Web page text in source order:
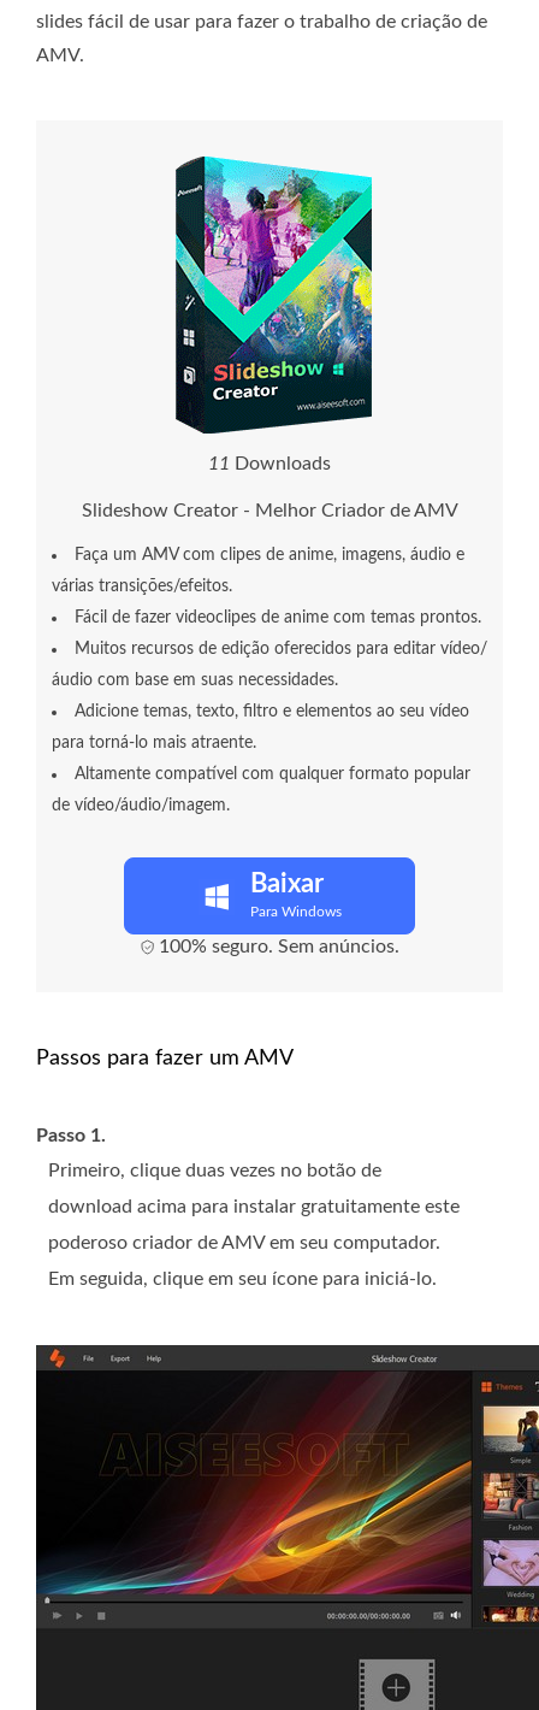
slides fácil de usar para fazer o trabalho de criação de
AMV.
15 Downloads
Slideshow Creator - Melhor Criador de AMV
Faça um AMV com clipes de anime, imagens, áudio e
várias transições/efeitos.
Fácil de fazer videoclipes de anime com temas prontos.
Muitos recursos de edição oferecidos para editar vídeo/
áudio com base em suas necessidades.
Adicione temas, texto, filtro e elementos ao seu vídeo
para torná-lo mais atraente.
Altamente compatível com qualquer formato popular
de vídeo/áudio/imagem.
Baixar
Para Windows
100% seguro. Sem anúncios.
Passos para fazer um AMV
Passo 1.
Primeiro, clique duas vezes no botão de
download acima para instalar gratuitamente este
poderoso criador de AMV em seu computador.
Em seguida, clique em seu ícone para iniciá-lo.